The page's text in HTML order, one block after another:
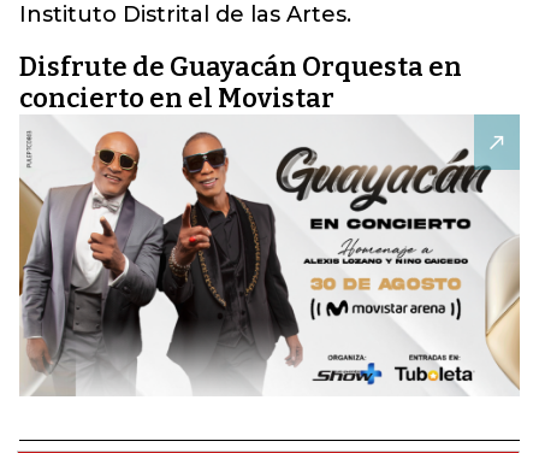
Instituto Distrital de las Artes.
Disfrute de Guayacán Orquesta en
concierto en el Movistar